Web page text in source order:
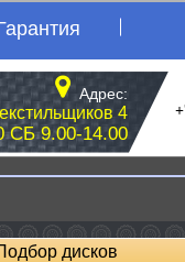
Адрес:
4
СБ 9.00-14.00
дисков